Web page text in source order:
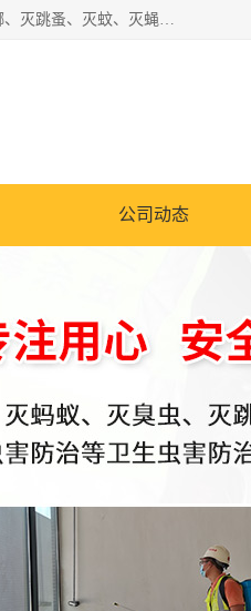
江门市瑞可环境科技有限公司是具有白蚁防治资质的大型专业除四害公司;专业灭老鼠、灭臭虫、灭蟑螂、灭跳蚤、灭蚊、灭蝇、灭白蚁、防蛇等各种害虫的防治。经过多年的努力，公司发展成为集PCO研究、生物制药、害虫防治于一体的专业杀虫灭鼠公司。
公司动态